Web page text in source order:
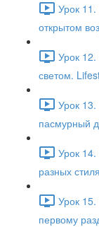
Урок
открытом
Урок
светом.
Урок
пасмурный
Урок
разных
Урок
первому